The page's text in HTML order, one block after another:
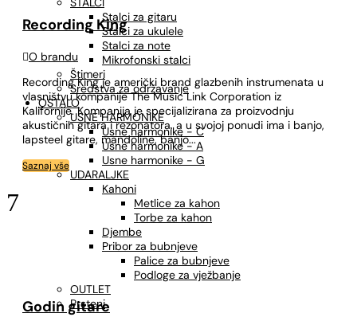
Stalci za gitaru
Stalci za ukulele
Stalci za note
Mikrofonski stalci
Štimeri
Sredstva za održavanje
OSTALO
USNE HARMONIKE
Usne harmonike - C
Usne harmonike - A
Usne harmonike - G
UDARALJKE
Kahoni
Metlice za kahon
Torbe za kahon
Djembe
Pribor za bubnjeve
Palice za bubnjeve
Podloge za vježbanje
OUTLET
Prsteni
Recording King
O brandu
Recording King je američki brand glazbenih instrumenata u
vlasništvu kompanije The Music Link Corporation iz
Kalifornije. Kompanija je specijalizirana za proizvodnju
akustičnih gitara i rezonatora, a u svojoj ponudi ima i banjo,
lapsteel gitare, mandoline, banjo...
Saznaj vše
7
Godin gitare